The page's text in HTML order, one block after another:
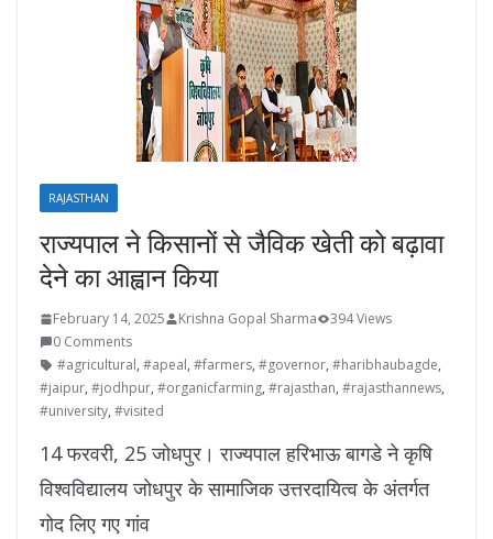
RAJASTHAN
राज्यपाल ने किसानों से जैविक खेती को बढ़ावा
देने का आह्वान किया
February 14, 2025 Krishna Gopal Sharma
394 Views
0 Comments
#agricultural, #apeal, #farmers, #governor, #haribhaubagde,
#jaipur, #jodhpur, #organicfarming, #rajasthan, #rajasthannews,
#university, #visited
14 फरवरी, 25 जोधपुर। राज्यपाल हरिभाऊ बागडे ने कृषि
विश्वविद्यालय जोधपुर के सामाजिक उत्तरदायित्व के अंतर्गत
गोद लिए गए गांव